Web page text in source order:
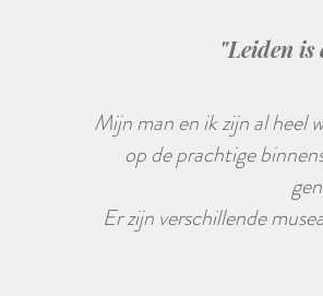
"Leiden is
Mijn man en ik zijn al heel
op de prachtige
Er zijn verschillende